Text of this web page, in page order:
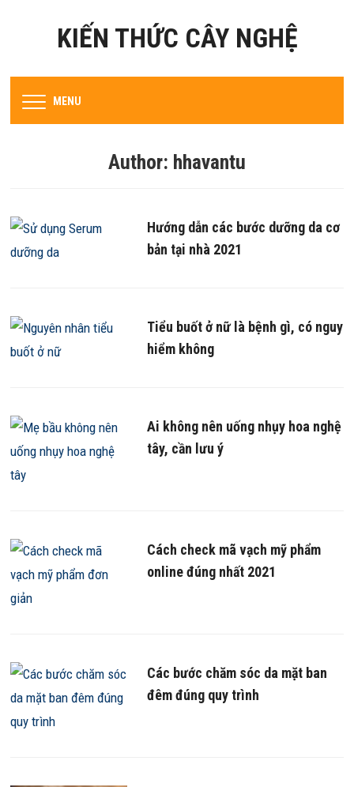
KIẾN THỨC CÂY NGHỆ
MENU
Author: hhavantu
Hướng dẫn các bước dưỡng da cơ
bản tại nhà 2021
Tiểu buốt ở nữ là bệnh gì, có nguy
hiểm không
Ai không nên uống nhụy hoa nghệ
tây, cần lưu ý
Cách check mã vạch mỹ phẩm
online đúng nhất 2021
Các bước chăm sóc da mặt ban
đêm đúng quy trình